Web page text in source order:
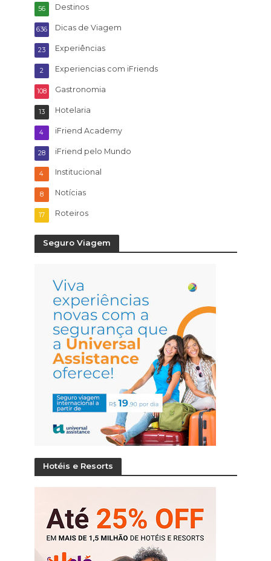
Destinos
56
Dicas de Viagem
636
Experiências
23
Experiencias com iFriends
2
Gastronomia
108
Hotelaria
13
iFriend Academy
4
iFriend pelo Mundo
28
Institucional
4
Notícias
8
Roteiros
17
Seguro Viagem
Hotéis e Resorts